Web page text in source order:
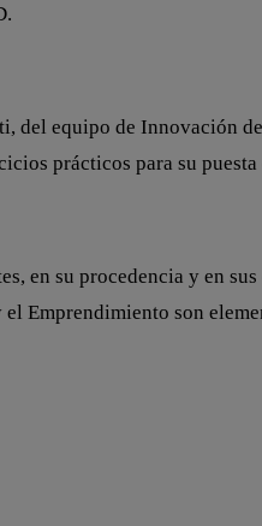
del equipo de Innovación
prácticos para su puesta
en su procedencia y en
Emprendimiento son